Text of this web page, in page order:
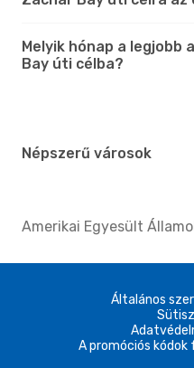
Melyik hónap a legjobb
Bay úti célba?
Népszerű városok
Amerikai Egyesült
Általános
A promóciós